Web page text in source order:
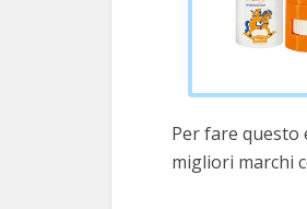
Per fare questo
migliori marchi